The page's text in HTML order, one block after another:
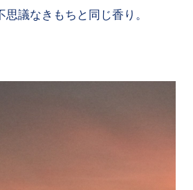
議なきもちと同じ香り。